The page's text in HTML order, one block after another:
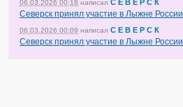
06.03.2026 00:18 написал С Е В Е Р С К
Северск принял участие в Лыжне России
06.03.2026 00:09 написал С Е В Е Р С К
Северск принял участие в Лыжне России